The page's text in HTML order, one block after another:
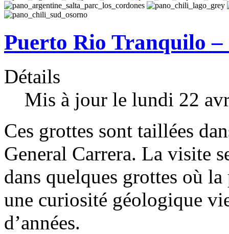
Puerto Rio Tranquilo
Détails
Mis à jour le lundi 22
Ces grottes sont taillées
General Carrera. La visite
dans quelques grottes où
une curiosité géologique
d’années.